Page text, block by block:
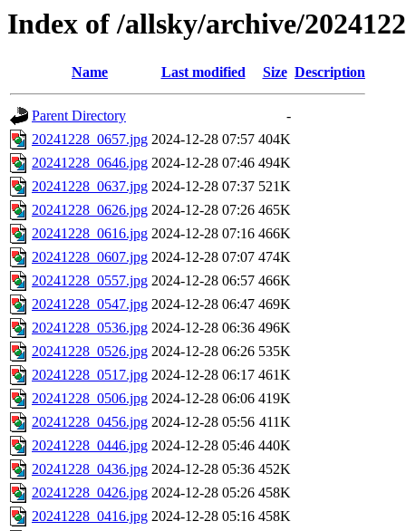
Index of /allsky/archive/
Name Last modified Size Description
Parent Directory
-
20241228_0657.jpg 2024-12-28 07:57 404K
20241228_0646.jpg 2024-12-28 07:46 494K
20241228_0637.jpg 2024-12-28 07:37 521K
20241228_0626.jpg 2024-12-28 07:26 465K
20241228_0616.jpg 2024-12-28 07:16 466K
20241228_0607.jpg 2024-12-28 07:07 474K
20241228_0557.jpg 2024-12-28 06:57 466K
20241228_0547.jpg 2024-12-28 06:47 469K
20241228_0536.jpg 2024-12-28 06:36 496K
20241228_0526.jpg 2024-12-28 06:26 535K
20241228_0517.jpg 2024-12-28 06:17 461K
20241228_0506.jpg 2024-12-28 06:06 419K
20241228_0456.jpg 2024-12-28 05:56 411K
20241228_0446.jpg 2024-12-28 05:46 440K
20241228_0436.jpg 2024-12-28 05:36 452K
20241228_0426.jpg 2024-12-28 05:26 458K
20241228_0416.jpg 2024-12-28 05:16 458K